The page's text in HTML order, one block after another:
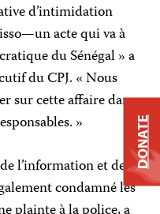
d’intimidation
acte qui va à
du Sénégal » a
du CPJ. « Nous
sur cette affaire dans
»
l’information et de la
condamné les
DONATE